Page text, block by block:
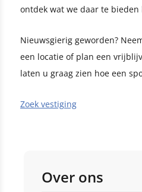
ontdek wat we daar te bieden
Nieuwsgierig geworden?
een locatie of plan een
laten u graag zien hoe een
Zoek vestiging
Over ons